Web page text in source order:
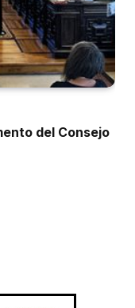
del Consejo